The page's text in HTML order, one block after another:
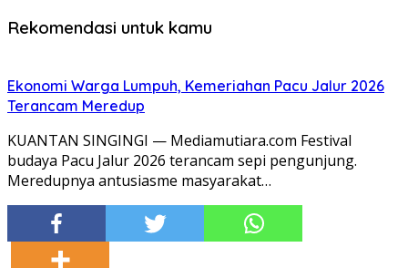
Rekomendasi untuk kamu
Ekonomi Warga Lumpuh, Kemeriahan Pacu Jalur 2026
Terancam Meredup
KUANTAN SINGINGI — Mediamutiara.com Festival
budaya Pacu Jalur 2026 terancam sepi pengunjung.
Meredupnya antusiasme masyarakat…